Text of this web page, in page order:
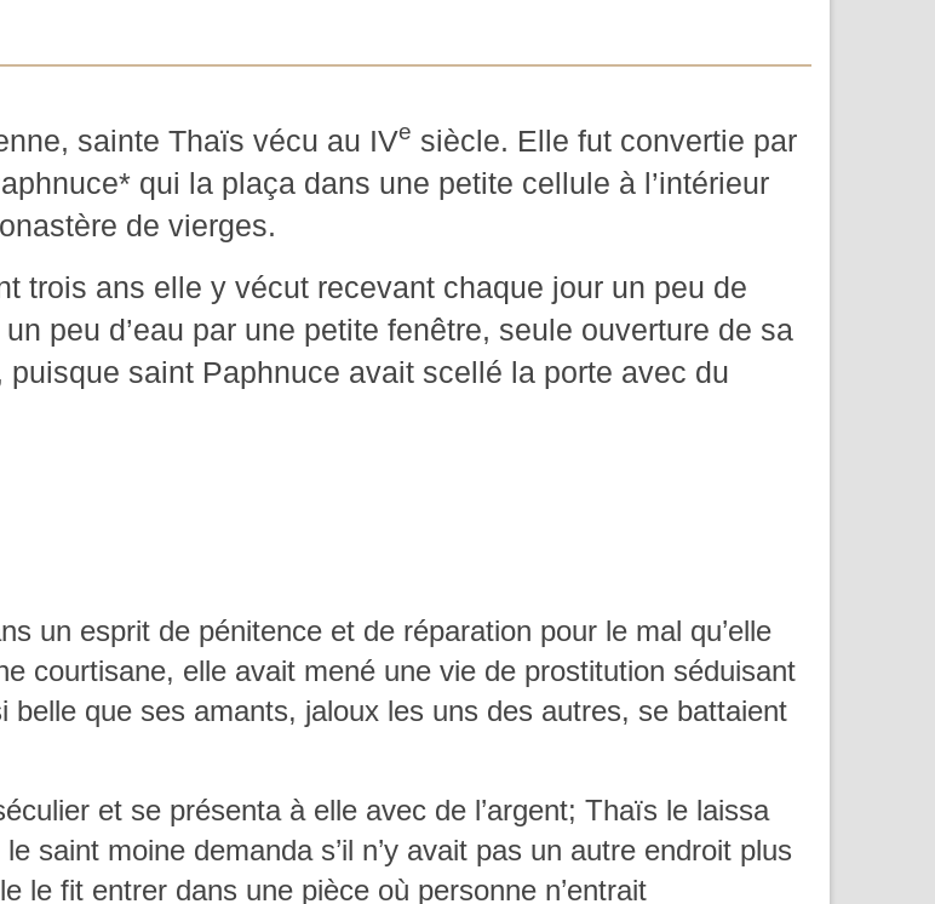
sainte Thaïs vécu au IVe siècle. Elle fut convertie par
qui la plaça dans une petite cellule à l’intérieur
de vierges.
trois ans elle y vécut recevant chaque jour un peu de
peu d’eau par une petite fenêtre, seule ouverture de sa
puisque saint Paphnuce avait scellé la porte avec du
un esprit de pénitence et de réparation pour le mal qu’elle
courtisane, elle avait mené une vie de prostitution séduisant
belle que ses amants, jaloux les uns des autres, se battaient
et se présenta à elle avec de l’argent; Thaïs le laissa
saint moine demanda s’il n’y avait pas un autre endroit plus
le fit entrer dans une pièce où personne n’entrait